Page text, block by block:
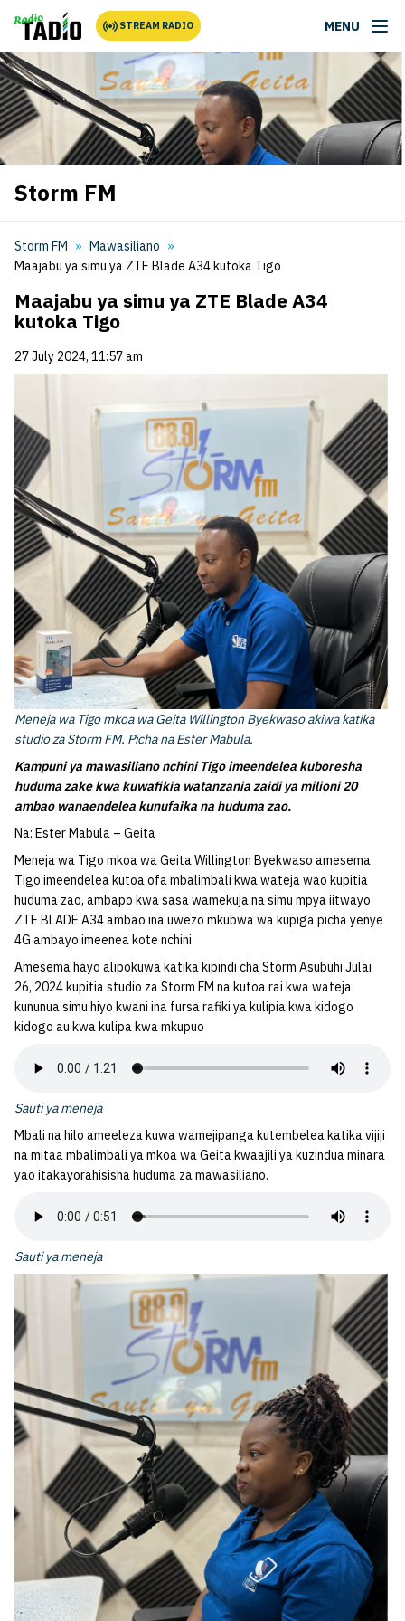
STREAM RADIO MENU
Storm FM
Storm FM
Mawasiliano
Maajabu ya simu ya ZTE Blade A34 kutoka Tigo
Maajabu ya simu ya ZTE Blade A34
kutoka Tigo
27 July 2024, 11:57 am
Meneja wa Tigo mkoa wa Geita Willington Byekwaso akiwa katika
studio za Storm FM. Picha na Ester Mabula.
Kampuni ya mawasiliano nchini Tigo imeendelea kuboresha
huduma zake kwa kuwafikia watanzania zaidi ya milioni 20
ambao wanaendelea kunufaika na huduma zao.
Na: Ester Mabula – Geita
Meneja wa Tigo mkoa wa Geita Willington Byekwaso amesema
Tigo imeendelea kutoa ofa mbalimbali kwa wateja wao kupitia
huduma zao, ambapo kwa sasa wamekuja na simu mpya iitwayo
ZTE BLADE A34 ambao ina uwezo mkubwa wa kupiga picha yenye
4G ambayo imeenea kote nchini
Amesema hayo alipokuwa katika kipindi cha Storm Asubuhi Julai
26, 2024 kupitia studio za Storm FM na kutoa rai kwa wateja
kununua simu hiyo kwani ina fursa rafiki ya kulipia kwa kidogo
kidogo au kwa kulipa kwa mkupuo
Sauti ya meneja
Mbali na hilo ameeleza kuwa wamejipanga kutembelea katika vijiji
na mitaa mbalimbali ya mkoa wa Geita kwaajili ya kuzindua minara
yao itakayorahisisha huduma za mawasiliano.
Sauti ya meneja